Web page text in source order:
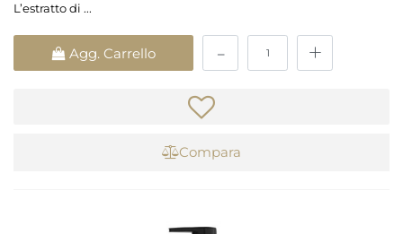
L’estratto di ...
Agg. Carrello
Compara